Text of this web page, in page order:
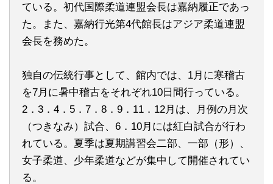
ている。初代国際柔道連盟会長は嘉納履正であっ
た。また、嘉納行光第4代館長はアジア柔道連盟
会長を務めた。
独自の伝統行事として、館内では、1月に寒稽古
を7月に暑中稽古をそれぞれ10日間行っている。
2．3．4．5．7．8．9．11．12月は、月例の月次
（つきなみ）試合、6．10月には紅白試合が行わ
れている。夏季は夏期講習会二部、一部（形）、
女子柔道、少年柔道などが集中して開催されてい
る。